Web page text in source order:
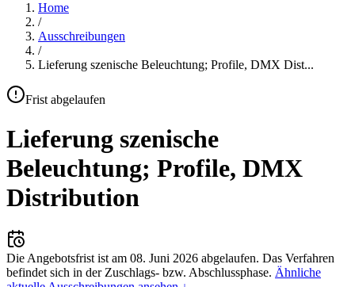
Home
/
Ausschreibungen
/
Lieferung szenische Beleuchtung; Profile, DMX Dist...
Frist abgelaufen
Lieferung szenische
Beleuchtung; Profile, DMX
Distribution
Die Angebotsfrist ist am 08. Juni 2026 abgelaufen. Das Verfahren
befindet sich in der Zuschlags- bzw. Abschlussphase. Ähnliche